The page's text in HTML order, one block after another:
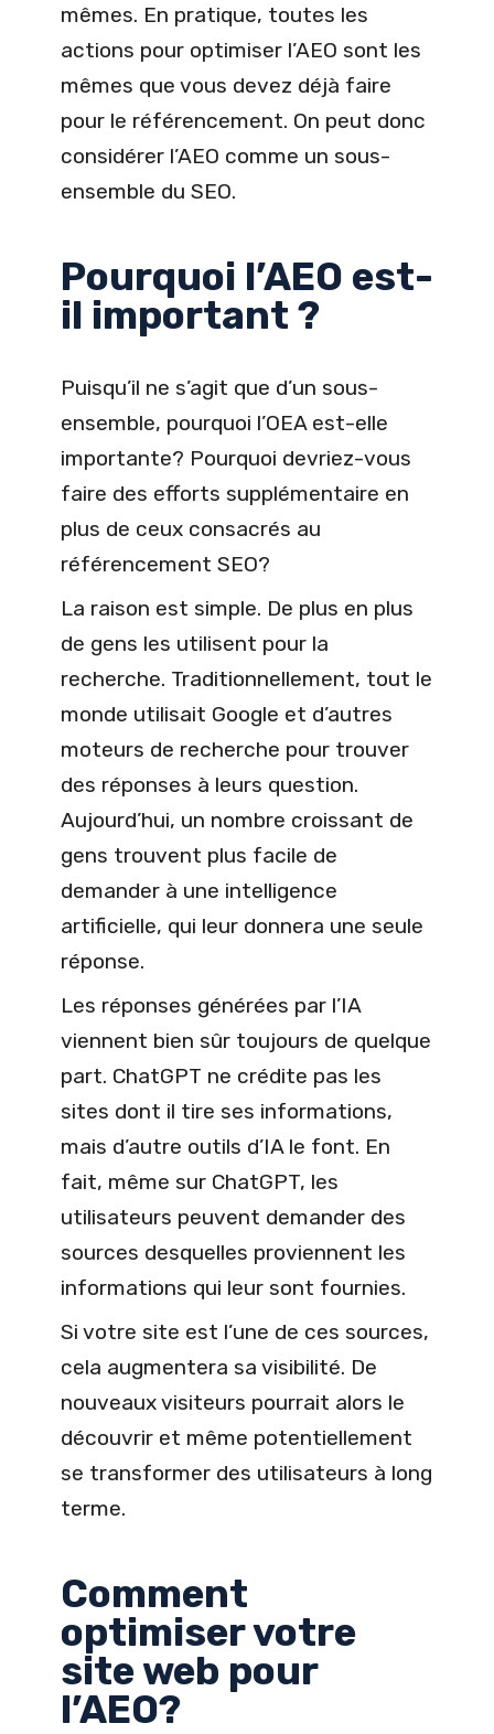
mêmes. En pratique, toutes les
actions pour optimiser l’AEO sont les
mêmes que vous devez déjà faire
pour le référencement. On peut donc
considérer l’AEO comme un sous-
ensemble du SEO.
Pourquoi l’AEO est-
il important ?
Puisqu’il ne s’agit que d’un sous-
ensemble, pourquoi l’OEA est-elle
importante? Pourquoi devriez-vous
faire des efforts supplémentaire en
plus de ceux consacrés au
référencement SEO?
La raison est simple. De plus en plus
de gens les utilisent pour la
recherche. Traditionnellement, tout le
monde utilisait Google et d’autres
moteurs de recherche pour trouver
des réponses à leurs question.
Aujourd’hui, un nombre croissant de
gens trouvent plus facile de
demander à une intelligence
artificielle, qui leur donnera une seule
réponse.
Les réponses générées par l’IA
viennent bien sûr toujours de quelque
part. ChatGPT ne crédite pas les
sites dont il tire ses informations,
mais d’autre outils d’IA le font. En
fait, même sur ChatGPT, les
utilisateurs peuvent demander des
sources desquelles proviennent les
informations qui leur sont fournies.
Si votre site est l’une de ces sources,
cela augmentera sa visibilité. De
nouveaux visiteurs pourrait alors le
découvrir et même potentiellement
se transformer des utilisateurs à long
terme.
Comment
optimiser votre
site web pour
l’AEO?